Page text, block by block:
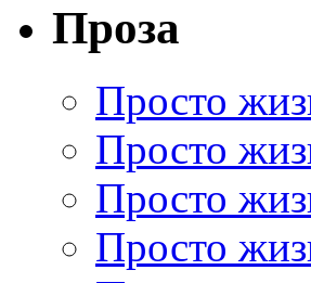
Проза
Просто
Просто
Просто
Просто